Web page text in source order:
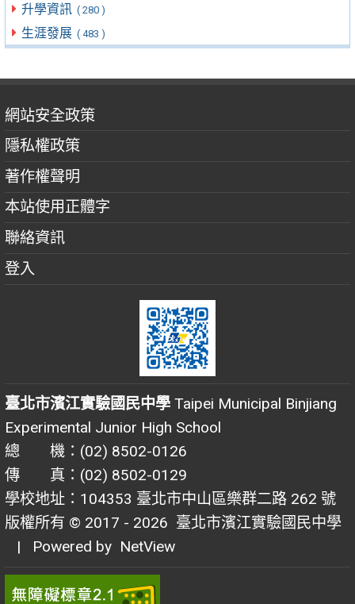
升學資訊 ( 280 )
生涯發展 ( 483 )
網站安全政策
隱私權政策
著作權聲明
本站使用正體字
聯絡資訊
登入
臺北市濱江實驗國民中學 Taipei Municipal Binjiang
Experimental Junior High School
總 機：(02) 8502-0126
傳 真：(02) 8502-0129
學校地址：104353 臺北市中山區樂群二路 262 號
版權所有 © 2017 - 2026 臺北市濱江實驗國民中學
| Powered by NetView